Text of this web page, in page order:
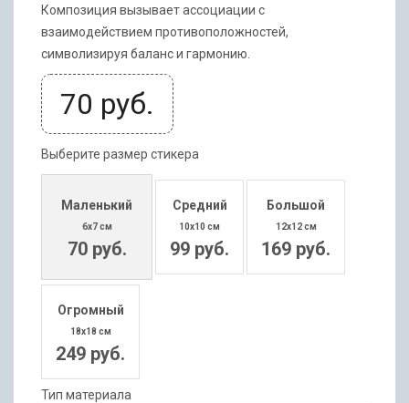
Композиция вызывает ассоциации c
взаимодействием противоположностей,
символизируя баланс и гармонию.
70 руб.
Выберите размер стикера
Маленький
6x7 см
70 руб.
Средний
10x10 см
99 руб.
Большой
12x12 см
169 руб.
Огромный
18x18 см
249 руб.
Тип материала